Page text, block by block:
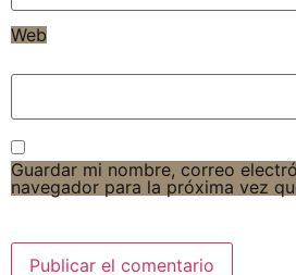
Web
Guardar mi nombre, correo
navegador para la próxima vez